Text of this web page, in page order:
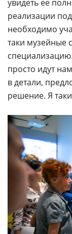
увидеть ее
реализации
необходимо
таки музейные
просто идут
в детали,
решение. Я